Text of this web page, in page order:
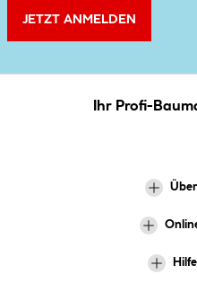
JETZT ANMELDEN
Ihr Profi-